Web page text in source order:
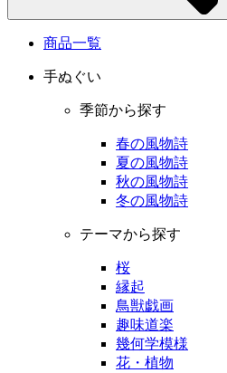
商品一覧
手ぬぐい
季節から探す
春の風物詩
夏の風物詩
秋の風物詩
冬の風物詩
テーマから探す
桜
縁起
鳥獣戯画
趣味道楽
幾何学模様
花・植物